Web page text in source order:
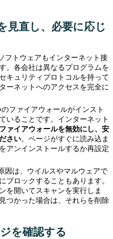
見直し、必要に応じ
フトウェアもインターネット接
。各会社は異なるプログラムを
キュリティプロトコルを持って
ーネットへのアクセスを完全に
ファイアウォールがインスト
いることです。インターネット
ァイアウォールを無効にし、安
さい。ページがすぐに読み込ま
アンインストールするか再設定
因は、ウイルスやマルウェアで
ブロックすることもあります。
を開いてスキャンを実行しま
つかった場合は、それらを削除
を確認する